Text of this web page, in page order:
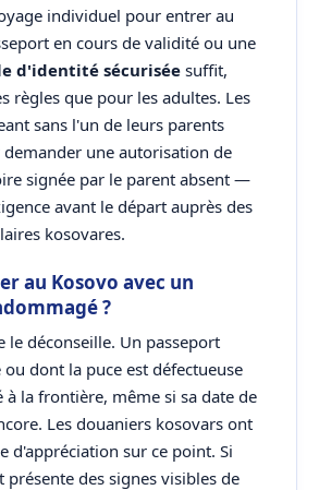
individuel pour entrer au
en cours de validité ou une
d'identité sécurisée suffit,
règles que pour les adultes. Les
sans l'un de leurs parents
une autorisation de
signée par le parent absent —
avant le départ auprès des
kosovares.
au Kosovo avec un
?
le déconseille. Un passeport
dont la puce est défectueuse
à la frontière, même si sa date de
Les douaniers kosovars ont
d'appréciation sur ce point. Si
des signes visibles de